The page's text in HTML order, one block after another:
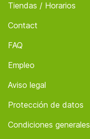
Tiendas / Horarios
Contact
FAQ
Empleo
Aviso legal
Protección de datos
Condiciones generales